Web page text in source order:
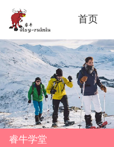
首页
睿牛学堂